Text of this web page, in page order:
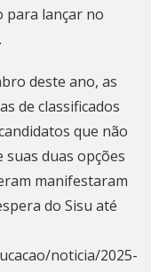
para lançar no
deste ano, as
de classificados
que não
duas opções
manifestaram
do Sisu até
noticia/2025-